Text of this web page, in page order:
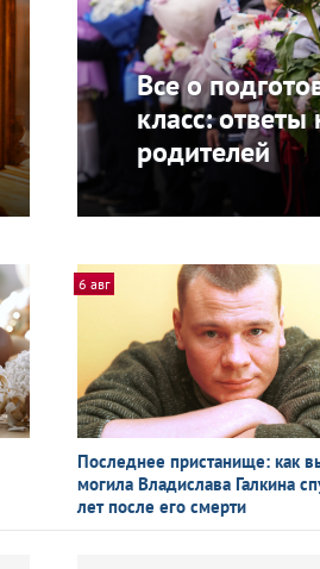
Все о
класс:
родителей
6 авг
Последнее пристанище: как
могила Владислава Галкина
лет после его смерти